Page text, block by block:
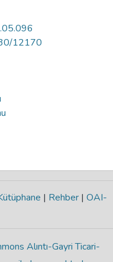
12170
| Rehber | OAI-
Alıntı-Gayri Ticari-